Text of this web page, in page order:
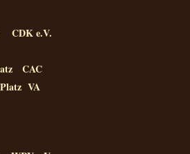
CDK e.V.
CAC
Platz VA